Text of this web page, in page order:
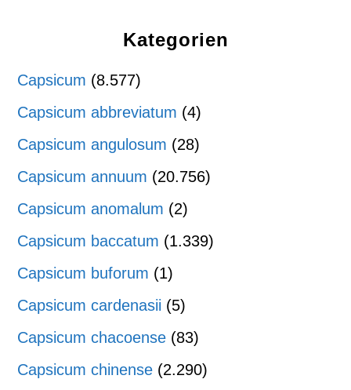
Kategorien
Capsicum (8.577)
Capsicum abbreviatum (4)
Capsicum angulosum (28)
Capsicum annuum (20.756)
Capsicum anomalum (2)
Capsicum baccatum (1.339)
Capsicum buforum (1)
Capsicum cardenasii (5)
Capsicum chacoense (83)
Capsicum chinense (2.290)